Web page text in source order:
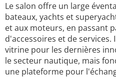
Le salon offre un large
bateaux, yachts et
et aux moteurs, en passant
d'accessoires et de
vitrine pour les dernières
le secteur nautique, mais
une plateforme pour